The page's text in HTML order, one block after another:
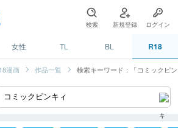
検索 新規登録 ログイン
女性 TL BL R18
漫画 作品一覧 検索キーワード：「コミックピ